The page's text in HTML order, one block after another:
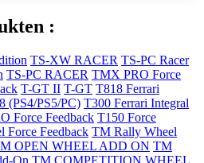
:
TS-XW RACER TS-PC Racer
TS-PC RACER TMX PRO Force
T-GT II T-GT T818 Ferrari
(PS4/PS5/PC) T300 Ferrari Integral
Force Feedback T150 Force
Force Feedback TM Rally Wheel
OPEN WHEEL ADD ON TM
On TM COMPETITION WHEEL